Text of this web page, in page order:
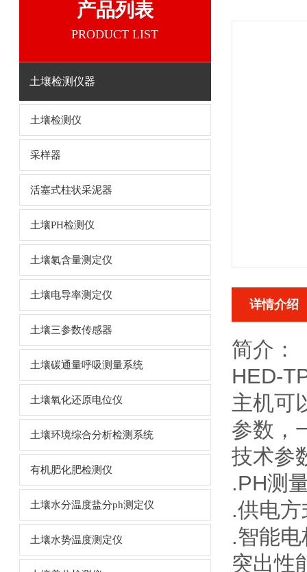
产品列表
PRODUCT LIST
土壤检测仪器
土壤检测仪
采样器
活塞式柱状采泥器
土壤PH检测仪
土壤氡含量测定仪
土壤电导率测定仪
土壤三参数传感器
土壤碳通量呼吸测量系统
土壤氧化还原电位仪
土壤环境综合分析检测系统
有机肥化肥检测仪
土壤水分温度盐分ph测定仪
土壤水势温度测定仪
详情介绍
简介：
HED-
主机可
参数，
技术参
.PH测
.供电
.智能
突出性